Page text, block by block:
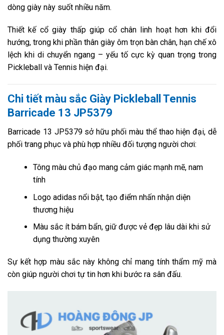
dòng giày này suốt nhiều năm.
Thiết kế cổ giày thấp giúp cổ chân linh hoạt hơn khi đổi
hướng, trong khi phần thân giày ôm trọn bàn chân, hạn chế xô
lệch khi di chuyển ngang – yếu tố cực kỳ quan trọng trong
Pickleball và Tennis hiện đại.
Chi tiết màu sắc Giày Pickleball Tennis
Barricade 13 JP5379
Barricade 13 JP5379 sở hữu phối màu thể thao hiện đại, dễ
phối trang phục và phù hợp nhiều đối tượng người chơi:
Tông màu chủ đạo mang cảm giác mạnh mẽ, nam
tính
Logo adidas nổi bật, tạo điểm nhấn nhận diện
thương hiệu
Màu sắc ít bám bẩn, giữ được vẻ đẹp lâu dài khi sử
dụng thường xuyên
Sự kết hợp màu sắc này không chỉ mang tính thẩm mỹ mà
còn giúp người chơi tự tin hơn khi bước ra sân đấu.